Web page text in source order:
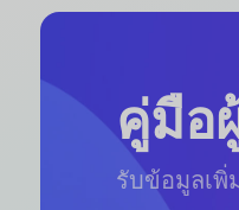
คู่มือ
รับข้อมูลเพิ่